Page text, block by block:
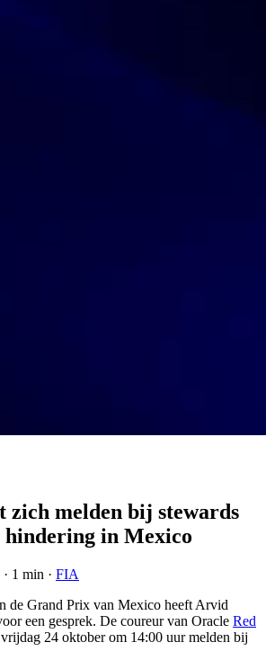
zich melden bij stewards
hindering in Mexico
· 1 min · FIA
de Grand Prix van Mexico heeft Arvid
een gesprek. De coureur van Oracle Red
24 oktober om 14:00 uur melden bij